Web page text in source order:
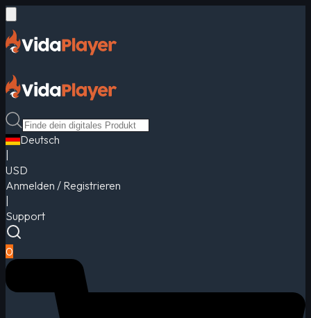
Deutsch
USD
Anmelden / Registrieren
Support
0